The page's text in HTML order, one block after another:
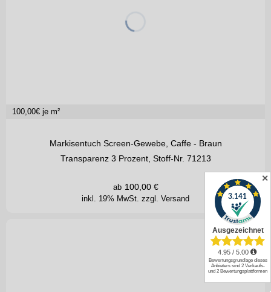
100,00€ je m²
Markisentuch Screen-Gewebe, Caffe - Braun
Transparenz 3 Prozent, Stoff-Nr. 71213
inkl. 19% MwSt. zzgl. Versand
ab 100,00€
✕